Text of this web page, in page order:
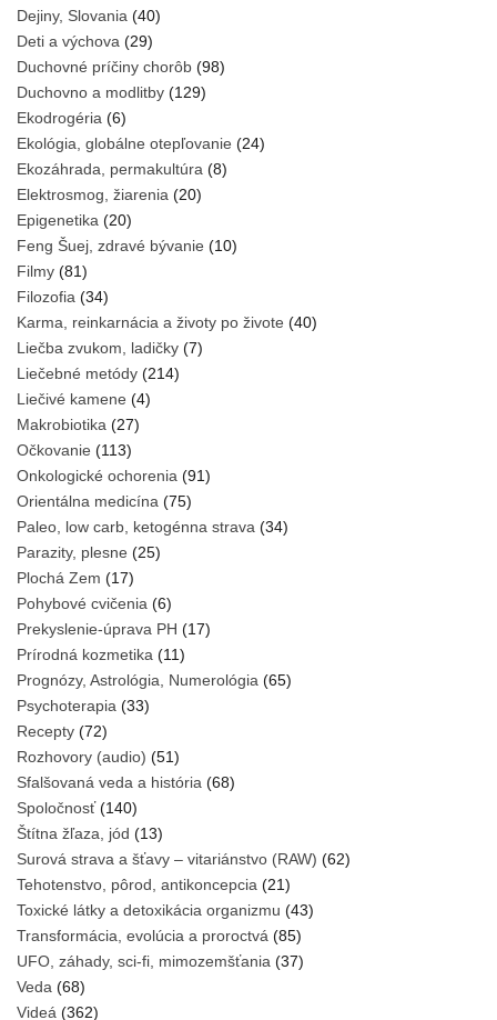
Dejiny, Slovania (40)
Deti a výchova (29)
Duchovné príčiny chorôb (98)
Duchovno a modlitby (129)
Ekodrogéria (6)
Ekológia, globálne otepľovanie (24)
Ekozáhrada, permakultúra (8)
Elektrosmog, žiarenia (20)
Epigenetika (20)
Feng Šuej, zdravé bývanie (10)
Filmy (81)
Filozofia (34)
Karma, reinkarnácia a životy po živote (40)
Liečba zvukom, ladičky (7)
Liečebné metódy (214)
Liečivé kamene (4)
Makrobiotika (27)
Očkovanie (113)
Onkologické ochorenia (91)
Orientálna medicína (75)
Paleo, low carb, ketogénna strava (34)
Parazity, plesne (25)
Plochá Zem (17)
Pohybové cvičenia (6)
Prekyslenie-úprava PH (17)
Prírodná kozmetika (11)
Prognózy, Astrológia, Numerológia (65)
Psychoterapia (33)
Recepty (72)
Rozhovory (audio) (51)
Sfalšovaná veda a história (68)
Spoločnosť(140)
Štítna žľaza, jód (13)
Surová strava a šťavy – vitariánstvo (RAW) (62)
Tehotenstvo, pôrod, antikoncepcia (21)
Toxické látky a detoxikácia organizmu (43)
Transformácia, evolúcia a proroctvá (85)
UFO, záhady, sci-fi, mimozemšťania (37)
Veda (68)
Videá (362)